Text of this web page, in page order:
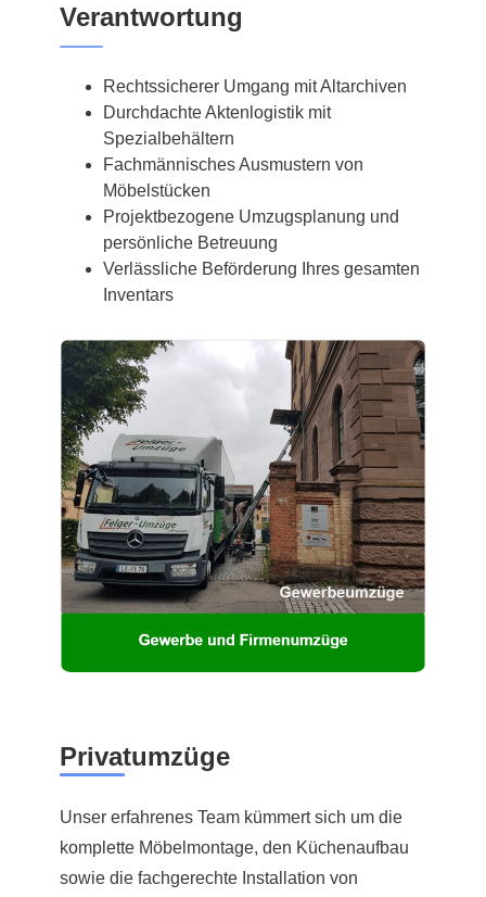
Verantwortung
Rechtssicherer Umgang mit Altarchiven
Durchdachte Aktenlogistik mit
Spezialbehältern
Fachmännisches Ausmustern von
Möbelstücken
Projektbezogene Umzugsplanung und
persönliche Betreuung
Verlässliche Beförderung Ihres gesamten
Inventars
Privatumzüge
Unser erfahrenes Team kümmert sich um die
komplette Möbelmontage, den Küchenaufbau
sowie die fachgerechte Installation von